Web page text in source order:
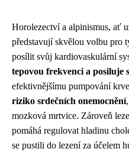
Horolezectví a alpinismus, ať
představují skvělou volbu pro
posílit svůj kardiovaskulární
tepovou frekvenci a posiluje
efektivnějšímu pumpování
riziko srdečních onemocnění
mozková mrtvice. Zároveň
pomáhá regulovat hladinu
se pustili do lezení za účelem